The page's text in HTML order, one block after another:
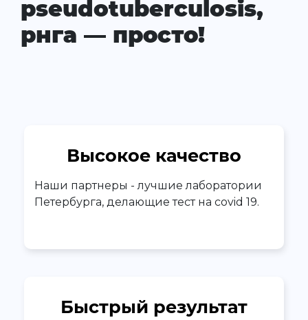
pseudotuberculosis,
рнга — просто!
Высокое качество
Наши партнеры - лучшие лаборатории
Петербурга, делающие тест на covid 19.
Быстрый результат